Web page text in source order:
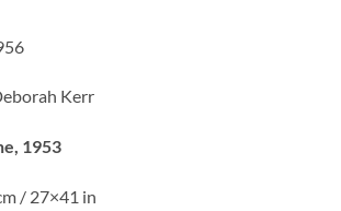
Kerr
1953
/ 27×41 in